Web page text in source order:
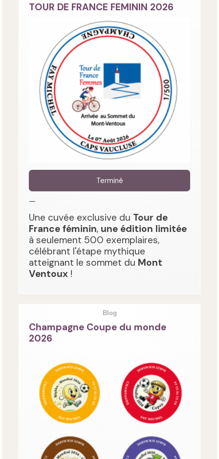
TOUR DE FRANCE FEMININ 2026
Terminé
—
Une cuvée exclusive du Tour de
France féminin, une édition limitée
à seulement 500 exemplaires,
célébrant l'étape mythique
atteignant le sommet du Mont
Ventoux !
Blog
Champagne Coupe du monde
2026